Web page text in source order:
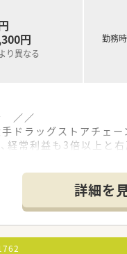
円
り異なる
勤務
／／
ドラッグストアチェー
常利益も3倍以上と右
休暇についても部署ご
ございます。医薬品・
も取得しており、子
す。
ランスを推進する優
詳細を